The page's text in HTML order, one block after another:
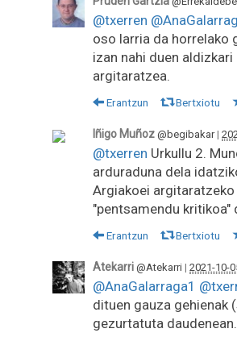
@txerren
oso larria da horrelako
izan nahi duen aldizkari
argitaratzea.
Erantzun Bertxiotu
Iñigo Muñoz @begibakar|
@txerren Urkullu 2.
arduraduna dela
Argiakoei
"pentsamendu kritikoa"
Erantzun Bertxiotu
Atekarri @Atekarri | 2021-10-
@AnaGalarraga1
dituen gauza gehienak
gezurtatuta